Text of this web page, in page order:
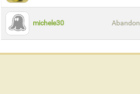
michele30 Abandon